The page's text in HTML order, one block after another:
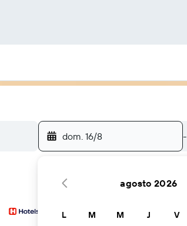
dom. 16/8 -
agosto 2026
L M M J V